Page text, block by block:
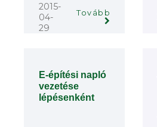
2015-
04-
29
Tovább
E-építési napló
vezetése
lépésenként